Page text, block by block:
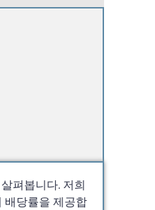
펴봅니다. 저희
배당률을 제공합